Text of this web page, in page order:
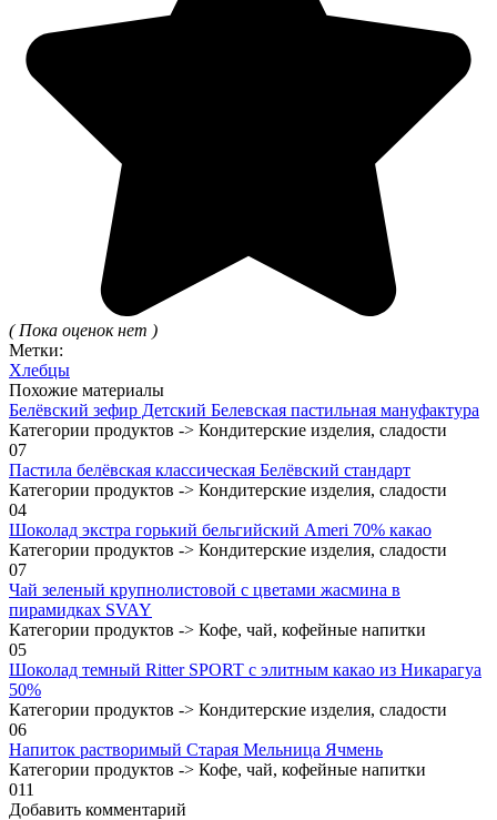
( Пока оценок нет )
Метки:
Хлебцы
Похожие материалы
Белёвский зефир Детский Белевская пастильная мануфактура
Категории продуктов -> Кондитерские изделия, сладости
07
Пастила белёвская классическая Белёвский стандарт
Категории продуктов -> Кондитерские изделия, сладости
04
Шоколад экстра горький бельгийский Ameri 70% какао
Категории продуктов -> Кондитерские изделия, сладости
07
Чай зеленый крупнолистовой с цветами жасмина в
пирамидках SVAY
Категории продуктов -> Кофе, чай, кофейные напитки
05
Шоколад темный Ritter SPORT с элитным какао из Никарагуа
50%
Категории продуктов -> Кондитерские изделия, сладости
06
Напиток растворимый Старая Мельница Ячмень
Категории продуктов -> Кофе, чай, кофейные напитки
011
Добавить комментарий